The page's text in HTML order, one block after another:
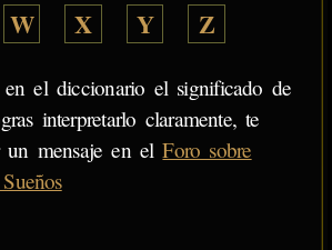
W X Y Z
el diccionario el significado de
interpretarlo claramente, te
un mensaje en elForo sobre